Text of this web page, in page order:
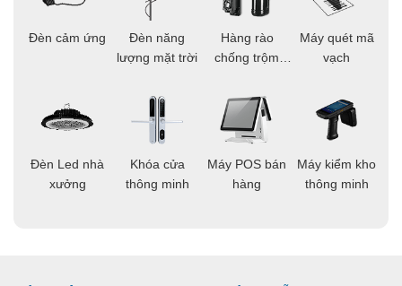
Đèn cảm ứng
Đèn Led nhà
xưởng
Đèn năng
lượng mặt trời
Khóa cửa
thông minh
Hàng rào
chống trộm
Máy POS bán
hàng
Máy quét mã
vạch
Máy kiểm kho
thông minh